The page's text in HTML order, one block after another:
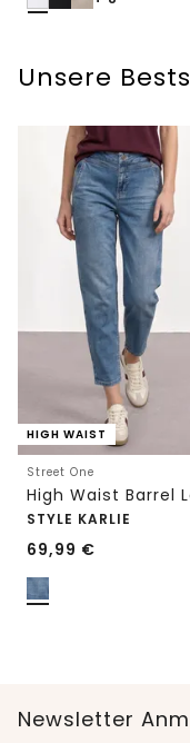
Unsere
HIGH WAIST
Street One
STYLE KARLIE
69,99 €
Newsletter